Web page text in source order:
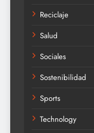
Reciclaje
Salud
Sociales
Sostenibilidad
Sports
Technology